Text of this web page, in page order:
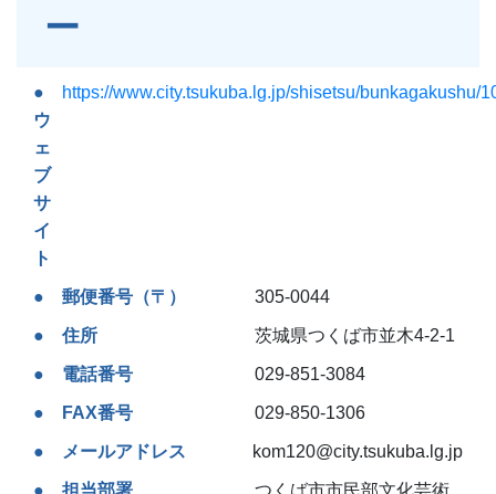
ー
ウ
ェ
ブ
サ
イ
ト
https://www.city.tsukuba.lg.jp/shisetsu/bunkagakushu/
郵便番号（〒） 305-0044
住所 茨城県つくば市並木4-2-1
電話番号 029-851-3084
FAX番号 029-850-1306
メールアドレス kom120@city.tsukuba.lg.jp
担当部署
つくば市市民部文化芸術